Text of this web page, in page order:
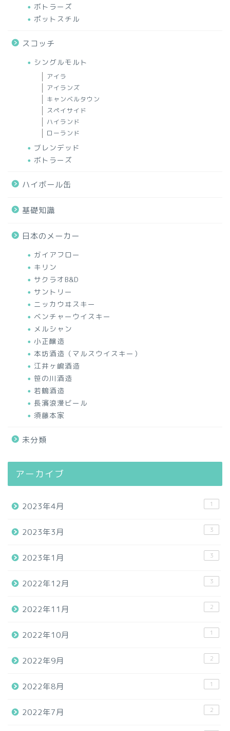
ボトラーズ
ポットスチル
スコッチ
シングルモルト
アイラ
アイランズ
キャンベルタウン
スペイサイド
ハイランド
ローランド
ブレンデッド
ボトラーズ
ハイボール缶
基礎知識
日本のメーカー
ガイアフロー
キリン
サクラオB&D
サントリー
ニッカウヰスキー
ベンチャーウイスキー
メルシャン
小正醸造
本坊酒造（マルスウイスキー）
江井ヶ嶋酒造
笹の川酒造
若鶴酒造
長濱浪漫ビール
須藤本家
未分類
アーカイブ
2023年4月 1
2023年3月 3
2023年1月 3
2022年12月 3
2022年11月 2
2022年10月 1
2022年9月 2
2022年8月 1
2022年7月 2